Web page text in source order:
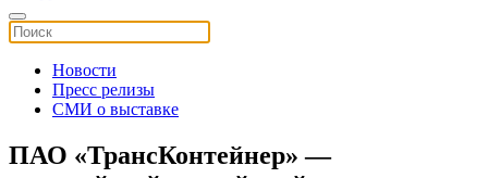
Новости
Пресс релизы
СМИ о выставке
ПАО «ТрансКонтейнер» —